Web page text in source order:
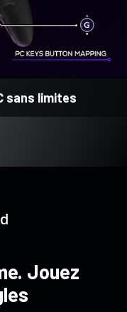
sans limites
Jouez